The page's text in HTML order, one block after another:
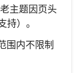
主题因页头
）。
围内不限制